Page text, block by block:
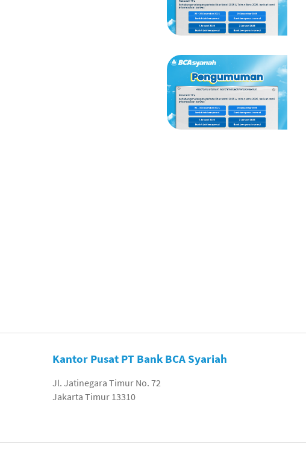
Kantor Pusat PT Bank BCA Syariah
Jl. Jatinegara Timur No. 72
Jakarta Timur 13310